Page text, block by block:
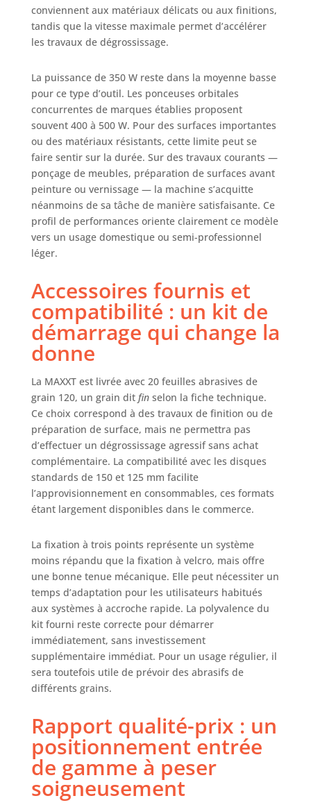
Aspiration des
poussières : Grâce
au papier abrasif
maille
(granulométries
80, 120, 180, 240,
320), un résultat
uniforme est
obtenu.
L'aspiration
intégrée permet
de le connecter
directement à un
aspirateur
35 mm). Un tuyau
flexible
d'aspiration de 1
m est inclus dans
la livraison
ergonomique du
boîtier et le poids
léger de
seulement 1,27 kg
rendent la
machine facile à
manipuler. Une
surface
antidérapante et
grenue assure
sûre, même lors
d'utilisations
prolongées
conviennent aux matériaux délicats ou aux finitions,
tandis que la vitesse maximale permet d’accélérer
les travaux de dégrossissage.
La puissance de 350 W reste dans la moyenne basse
pour ce type d’outil. Les ponceuses orbitales
concurrentes de marques établies proposent
souvent 400 à 500 W. Pour des surfaces importantes
ou des matériaux résistants, cette limite peut se
faire sentir sur la durée. Sur des travaux courants —
ponçage de meubles, préparation de surfaces avant
peinture ou vernissage — la machine s’acquitte
néanmoins de sa tâche de manière satisfaisante. Ce
profil de performances oriente clairement ce modèle
vers un usage domestique ou semi-professionnel
léger.
Accessoires fournis et
compatibilité : un kit de
démarrage qui change la
donne
La MAXXT est livrée avec 20 feuilles abrasives de
grain 120, un grain dit finselon la fiche technique.
Ce choix correspond à des travaux de finition ou de
préparation de surface, mais ne permettra pas
d’effectuer un dégrossissage agressif sans achat
complémentaire. La compatibilité avec les disques
standards de 150 et 125 mm facilite
l’approvisionnement en consommables, ces formats
étant largement disponibles dans le commerce.
La fixation à trois points représente un système
moins répandu que la fixation à velcro, mais offre
une bonne tenue mécanique. Elle peut nécessiter un
temps d’adaptation pour les utilisateurs habitués
aux systèmes à accroche rapide. La polyvalence du
kit fourni reste correcte pour démarrer
immédiatement, sans investissement
supplémentaire immédiat. Pour un usage régulier, il
sera toutefois utile de prévoir des abrasifs de
différents grains.
Rapport qualité-prix : un
positionnement entrée
de gamme à peser
soigneusement